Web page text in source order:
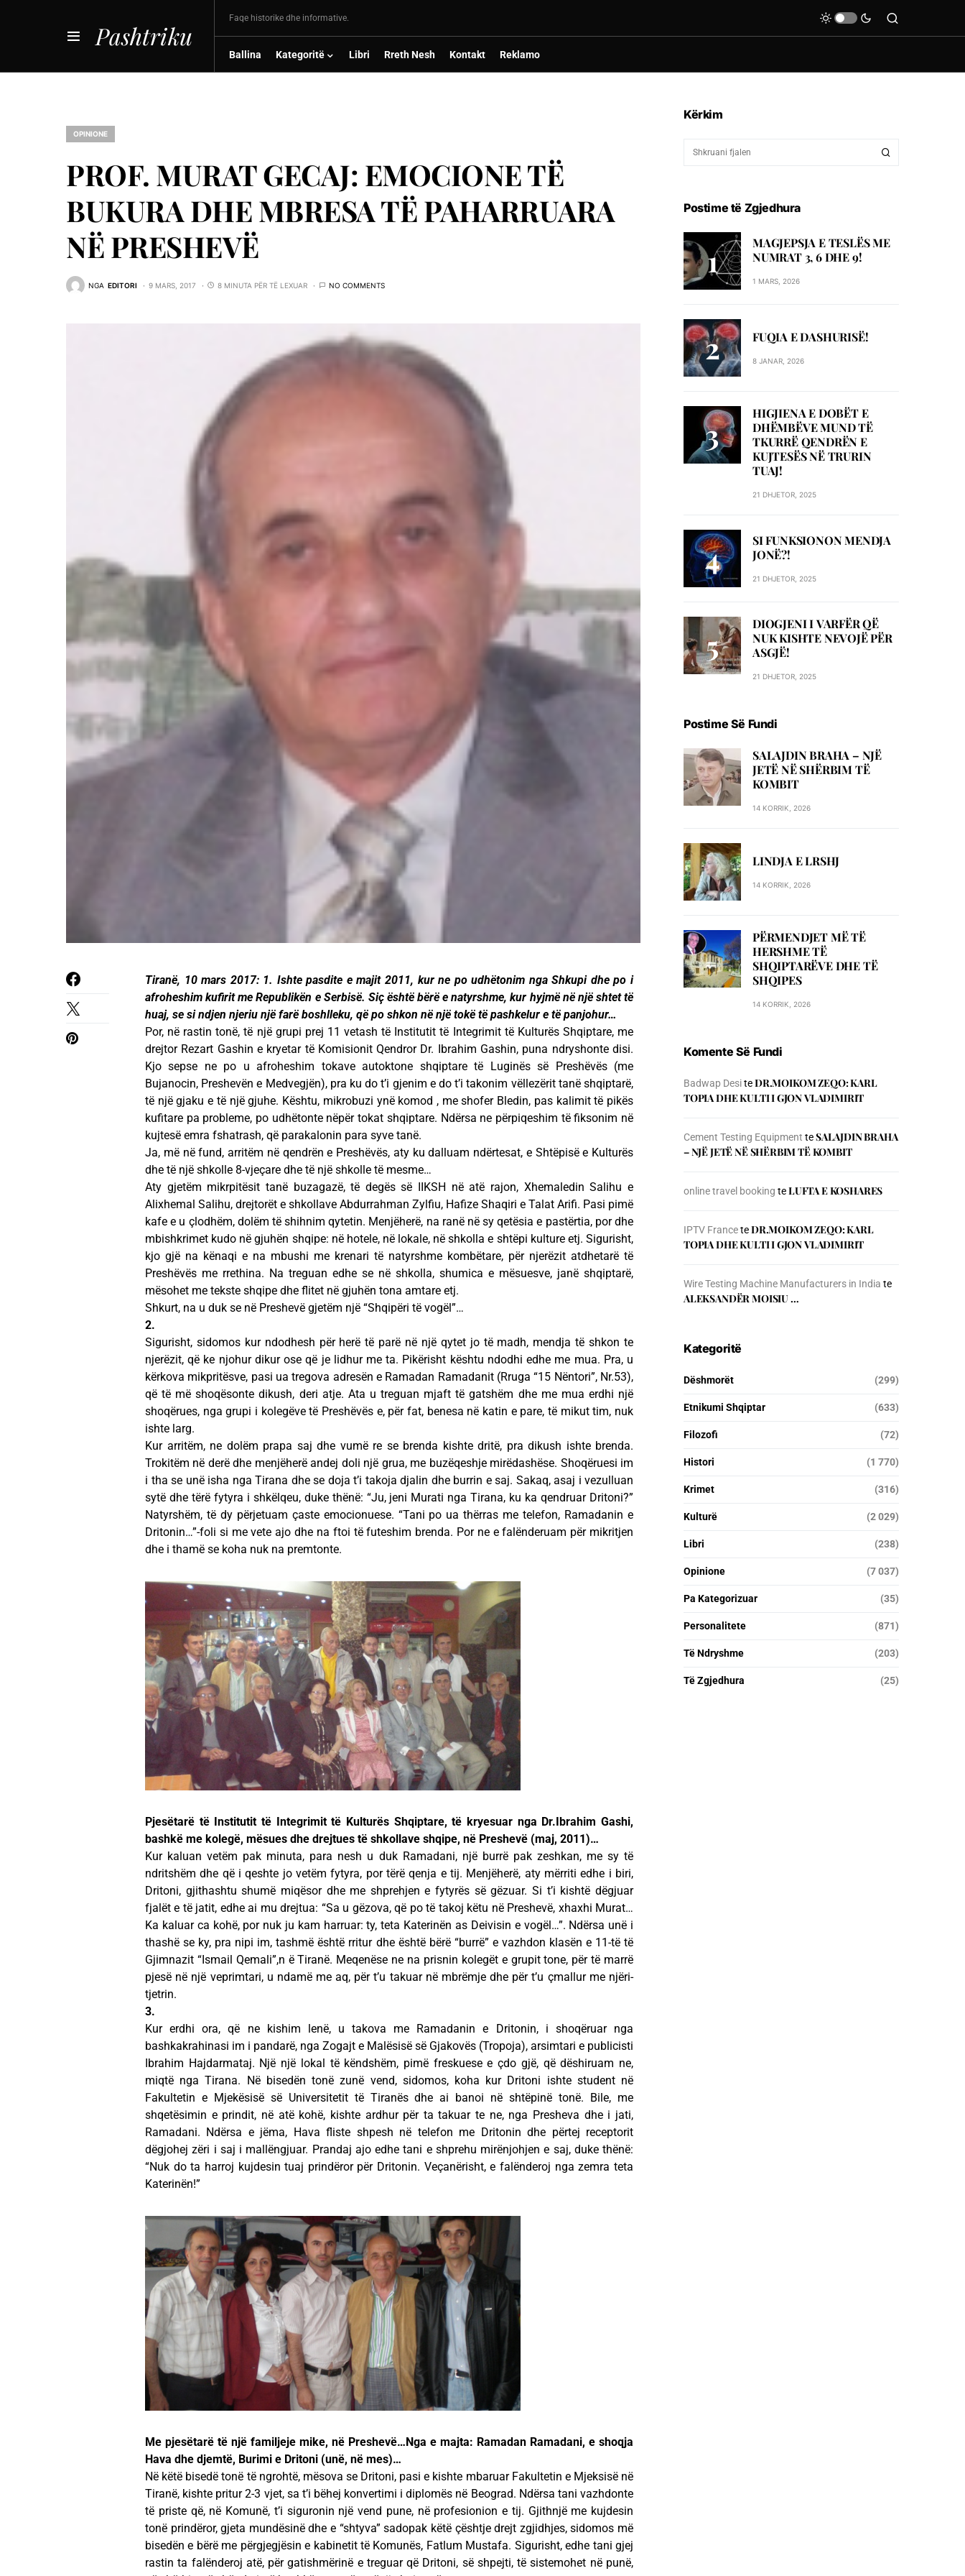
Pashtriku
Faqe historike dhe informative.
Ballina Kategoritë Libri Rreth Nesh Kontakt Reklamo
OPINIONE
PROF. MURAT GECAJ: EMOCIONE TË
BUKURA DHE MBRESA TË PAHARRUARA
NË PRESHEVË
NGA EDITORI 9 MARS, 2017 8 MINUTA PËR TË LEXUAR NO COMMENTS
Tiranë, 10 mars 2017: 1. Ishte pasdite e majit 2011, kur ne po udhëtonim nga Shkupi dhe po i
afroheshim kufirit me Republikën e Serbisë. Siç është bërë e natyrshme, kur hyjmë në një shtet të
huaj, se si ndjen njeriu një farë boshlleku, që po shkon në një tokë të pashkelur e të panjohur…
Por, në rastin tonë, të një grupi prej 11 vetash të Institutit të Integrimit të Kulturës Shqiptare, me
drejtor Rezart Gashin e kryetar të Komisionit Qendror Dr. Ibrahim Gashin, puna ndryshonte disi.
Kjo sepse ne po u afroheshim tokave autoktone shqiptare të Luginës së Preshëvës (me
Bujanocin, Preshevën e Medvegjën), pra ku do t’i gjenim e do t’i takonim vëllezërit tanë shqiptarë,
të një gjaku e të një gjuhe. Kështu, mikrobuzi ynë komod , me shofer Bledin, pas kalimit të pikës
kufitare pa probleme, po udhëtonte nëpër tokat shqiptare. Ndërsa ne përpiqeshim të fiksonim në
kujtesë emra fshatrash, që parakalonin para syve tanë.
Ja, më në fund, arritëm në qendrën e Preshëvës, aty ku dalluam ndërtesat, e Shtëpisë e Kulturës
dhe të një shkolle 8-vjeçare dhe të një shkolle të mesme…
Aty gjetëm mikrpitësit tanë buzagazë, të degës së IIKSH në atë rajon, Xhemaledin Salihu e
Alixhemal Salihu, drejtorët e shkollave Abdurrahman Zylfiu, Hafize Shaqiri e Talat Arifi. Pasi pimë
kafe e u çlodhëm, dolëm të shihnim qytetin. Menjëherë, na ranë në sy qetësia e pastërtia, por dhe
mbishkrimet kudo në gjuhën shqipe: në hotele, në lokale, në shkolla e shtëpi kulture etj. Sigurisht,
kjo gjë na kënaqi e na mbushi me krenari të natyrshme kombëtare, për njerëzit atdhetarë të
Preshëvës me rrethina. Na treguan edhe se në shkolla, shumica e mësuesve, janë shqiptarë,
mësohet me tekste shqipe dhe flitet në gjuhën tona amtare etj.
Shkurt, na u duk se në Preshevë gjetëm një “Shqipëri të vogël”…
2.
Sigurisht, sidomos kur ndodhesh për herë të parë në një qytet jo të madh, mendja të shkon te
njerëzit, që ke njohur dikur ose që je lidhur me ta. Pikërisht kështu ndodhi edhe me mua. Pra, u
kërkova mikpritësve, pasi ua tregova adresën e Ramadan Ramadanit (Rruga “15 Nëntori”, Nr.53),
që të më shoqësonte dikush, deri atje. Ata u treguan mjaft të gatshëm dhe me mua erdhi një
shoqërues, nga grupi i kolegëve të Preshëvës e, për fat, benesa në katin e pare, të mikut tim, nuk
ishte larg.
Kur arritëm, ne dolëm prapa saj dhe vumë re se brenda kishte dritë, pra dikush ishte brenda.
Trokitëm në derë dhe menjëherë andej doli një grua, me buzëqeshje mirëdashëse. Shoqëruesi im
i tha se unë isha nga Tirana dhe se doja t’i takoja djalin dhe burrin e saj. Sakaq, asaj i vezulluan
sytë dhe tërë fytyra i shkëlqeu, duke thënë: “Ju, jeni Murati nga Tirana, ku ka qendruar Dritoni?”
Natyrshëm, të dy përjetuam çaste emocionuese. “Tani po ua thërras me telefon, Ramadanin e
Dritonin…”-foli si me vete ajo dhe na ftoi të futeshim brenda. Por ne e falënderuam për mikritjen
dhe i thamë se koha nuk na premtonte.
Pjesëtarë të Institutit të Integrimit të Kulturës Shqiptare, të kryesuar nga Dr.Ibrahim Gashi,
bashkë me kolegë, mësues dhe drejtues të shkollave shqipe, në Preshevë (maj, 2011)…
Kur kaluan vetëm pak minuta, para nesh u duk Ramadani, një burrë pak zeshkan, me sy të
ndritshëm dhe që i qeshte jo vetëm fytyra, por tërë qenja e tij. Menjëherë, aty mërriti edhe i biri,
Dritoni, gjithashtu shumë miqësor dhe me shprehjen e fytyrës së gëzuar. Si t’i kishtë dëgjuar
fjalët e të jatit, edhe ai mu drejtua: “Sa u gëzova, që po të takoj këtu në Preshevë, xhaxhi Murat…
Ka kaluar ca kohë, por nuk ju kam harruar: ty, teta Katerinën as Deivisin e vogël…”. Ndërsa unë i
thashë se ky, pra nipi im, tashmë është rritur dhe është bërë “burrë” e vazhdon klasën e 11-të të
Gjimnazit “Ismail Qemali”,n ë Tiranë. Meqenëse ne na prisnin kolegët e grupit tone, për të marrë
pjesë në një veprimtari, u ndamë me aq, për t’u takuar në mbrëmje dhe për t’u çmallur me njëri-
tjetrin.
3.
Kur erdhi ora, që ne kishim lenë, u takova me Ramadanin e Dritonin, i shoqëruar nga
bashkakrahinasi im i pandarë, nga Zogajt e Malësisë së Gjakovës (Tropoja), arsimtari e publicisti
Ibrahim Hajdarmataj. Një një lokal të këndshëm, pimë freskuese e çdo gjë, që dëshiruam ne,
miqtë nga Tirana. Në bisedën tonë zunë vend, sidomos, koha kur Dritoni ishte student në
Fakultetin e Mjekësisë së Universitetit të Tiranës dhe ai banoi në shtëpinë tonë. Bile, me
shqetësimin e prindit, në atë kohë, kishte ardhur për ta takuar te ne, nga Presheva dhe i jati,
Ramadani. Ndërsa e jëma, Hava fliste shpesh në telefon me Dritonin dhe përtej receptorit
dëgjohej zëri i saj i mallëngjuar. Prandaj ajo edhe tani e shprehu mirënjohjen e saj, duke thënë:
“Nuk do ta harroj kujdesin tuaj prindëror për Dritonin. Veçanërisht, e falënderoj nga zemra teta
Katerinën!”
Me pjesëtarë të një familjeje mike, në Preshevë…Nga e majta: Ramadan Ramadani, e shoqja
Hava dhe djemtë, Burimi e Dritoni (unë, në mes)…
Në këtë bisedë tonë të ngrohtë, mësova se Dritoni, pasi e kishte mbaruar Fakultetin e Mjeksisë në
Tiranë, kishte pritur 2-3 vjet, sa t’i bëhej konvertimi i diplomës në Beograd. Ndërsa tani vazhdonte
të priste që, në Komunë, t’i siguronin një vend pune, në profesionion e tij. Gjithnjë me kujdesin
tonë prindëror, gjeta mundësinë dhe e “shtyva” sadopak këtë çështje drejt zgjidhjes, sidomos më
bisedën e bërë me përgjegjësin e kabinetit të Komunës, Fatlum Mustafa. Sigurisht, edhe tani gjej
rastin ta falënderoj atë, për gatishmërinë e treguar që Dritoni, së shpejti, të sistemohet në punë,
Kërkim
Postime të Zgjedhura
MAGJEPSJA E TESLËS ME
NUMRAT 3, 6 DHE 9!
1 MARS, 2026
FUQIA E DASHURISË!
8 JANAR, 2026
HIGJIENA E DOBËT E
DHËMBËVE MUND TË
TKURRË QENDRËN E
KUJTESËS NË TRURIN
TUAJ!
21 DHJETOR, 2025
SI FUNKSIONON MENDJA
JONË?!
21 DHJETOR, 2025
DIOGJENI I VARFËR QË
NUK KISHTE NEVOJË PËR
ASGJË!
21 DHJETOR, 2025
Postime Së Fundi
SALAJDIN BRAHA – NJЁ
JETЁ NЁ SHЁRBIM TЁ
KOMBIT
14 KORRIK, 2026
LINDJA E LRSHJ
14 KORRIK, 2026
PËRMENDJET MË TË
HERSHME TË
SHQIPTARËVE DHE TË
SHQIPES
14 KORRIK, 2026
Komente Së Fundi
Badwap DesiteDR.MOIKOM ZEQO: KARL
TOPIA DHE KULTI I GJON VLADIMIRIT
Cement Testing Equipment teSALAJDIN BRAHA
– NJЁ JETЁ NЁ SHЁRBIM TЁ KOMBIT
online travel booking teLUFTA E KOSHARES
IPTV FranceteDR.MOIKOM ZEQO: KARL
TOPIA DHE KULTI I GJON VLADIMIRIT
Wire Testing Machine Manufacturers in India te
ALEKSANDËR MOISIU …
Kategoritë
Dëshmorët (299)
Etnikumi Shqiptar (633)
Filozofi (72)
Histori (1 770)
Krimet (316)
Kulturë (2 029)
Libri (238)
Opinione (7 037)
Pa Kategorizuar (35)
Personalitete (871)
Të Ndryshme (203)
Të Zgjedhura (25)